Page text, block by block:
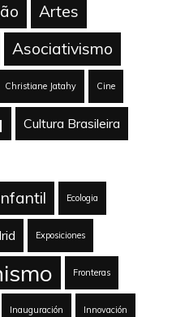
Artes
Asociativismo
Christiane Jatahy Cine
Cultura Brasileira
Ecologia
Exposiciones
Fronteras
Inauguración Innovación